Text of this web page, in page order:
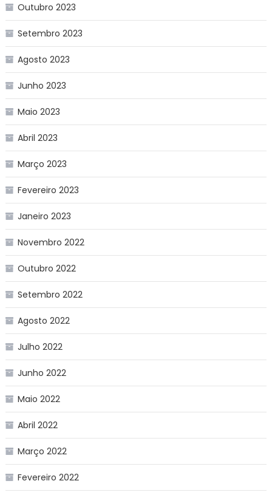
Outubro 2023
Setembro 2023
Agosto 2023
Junho 2023
Maio 2023
Abril 2023
Março 2023
Fevereiro 2023
Janeiro 2023
Novembro 2022
Outubro 2022
Setembro 2022
Agosto 2022
Julho 2022
Junho 2022
Maio 2022
Abril 2022
Março 2022
Fevereiro 2022